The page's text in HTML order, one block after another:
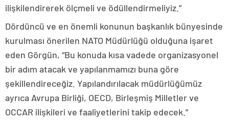
ilişkilendirerek ölçmeli ve ödüllendirmeliyiz.”
Dördüncü ve en önemli konunun başkanlık bünyesinde
kurulması önerilen NATO Müdürlüğü olduğuna işaret
eden Görgün, “Bu konuda kısa vadede organizasyonel
bir adım atacak ve yapılanmamızı buna göre
şekillendireceğiz. Yapılandırılacak müdürlüğümüz
ayrıca Avrupa Birliği, OECD, Birleşmiş Milletler ve
OCCAR ilişkileri ve faaliyetlerini takip edecek.”